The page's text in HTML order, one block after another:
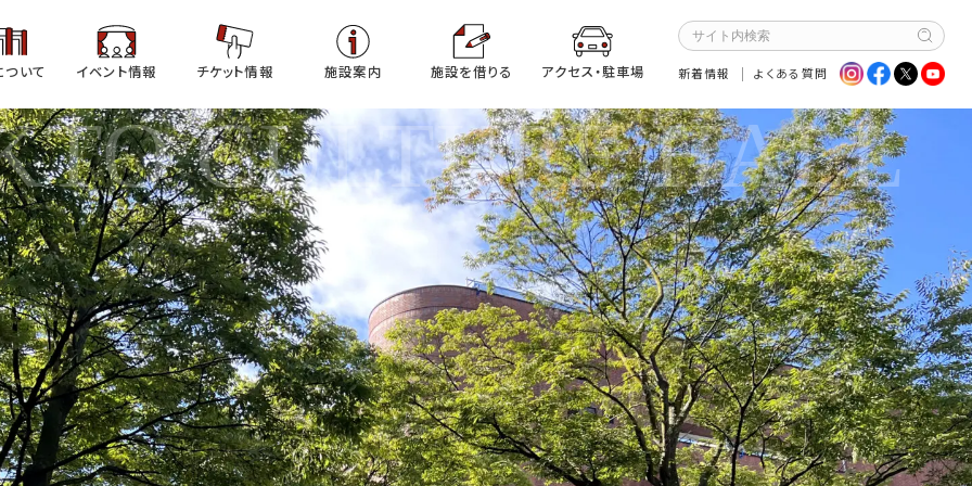
ついて イベント情報 チケット情報 施設案内 施設を借りる アクセス・駐車場 新着情報 よくある質問